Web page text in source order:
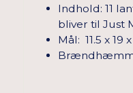
Indhold: 11
bliver til Just
Mål: 11.5 x 19